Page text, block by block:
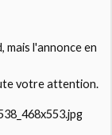
mais l'annonce en
votre attention.